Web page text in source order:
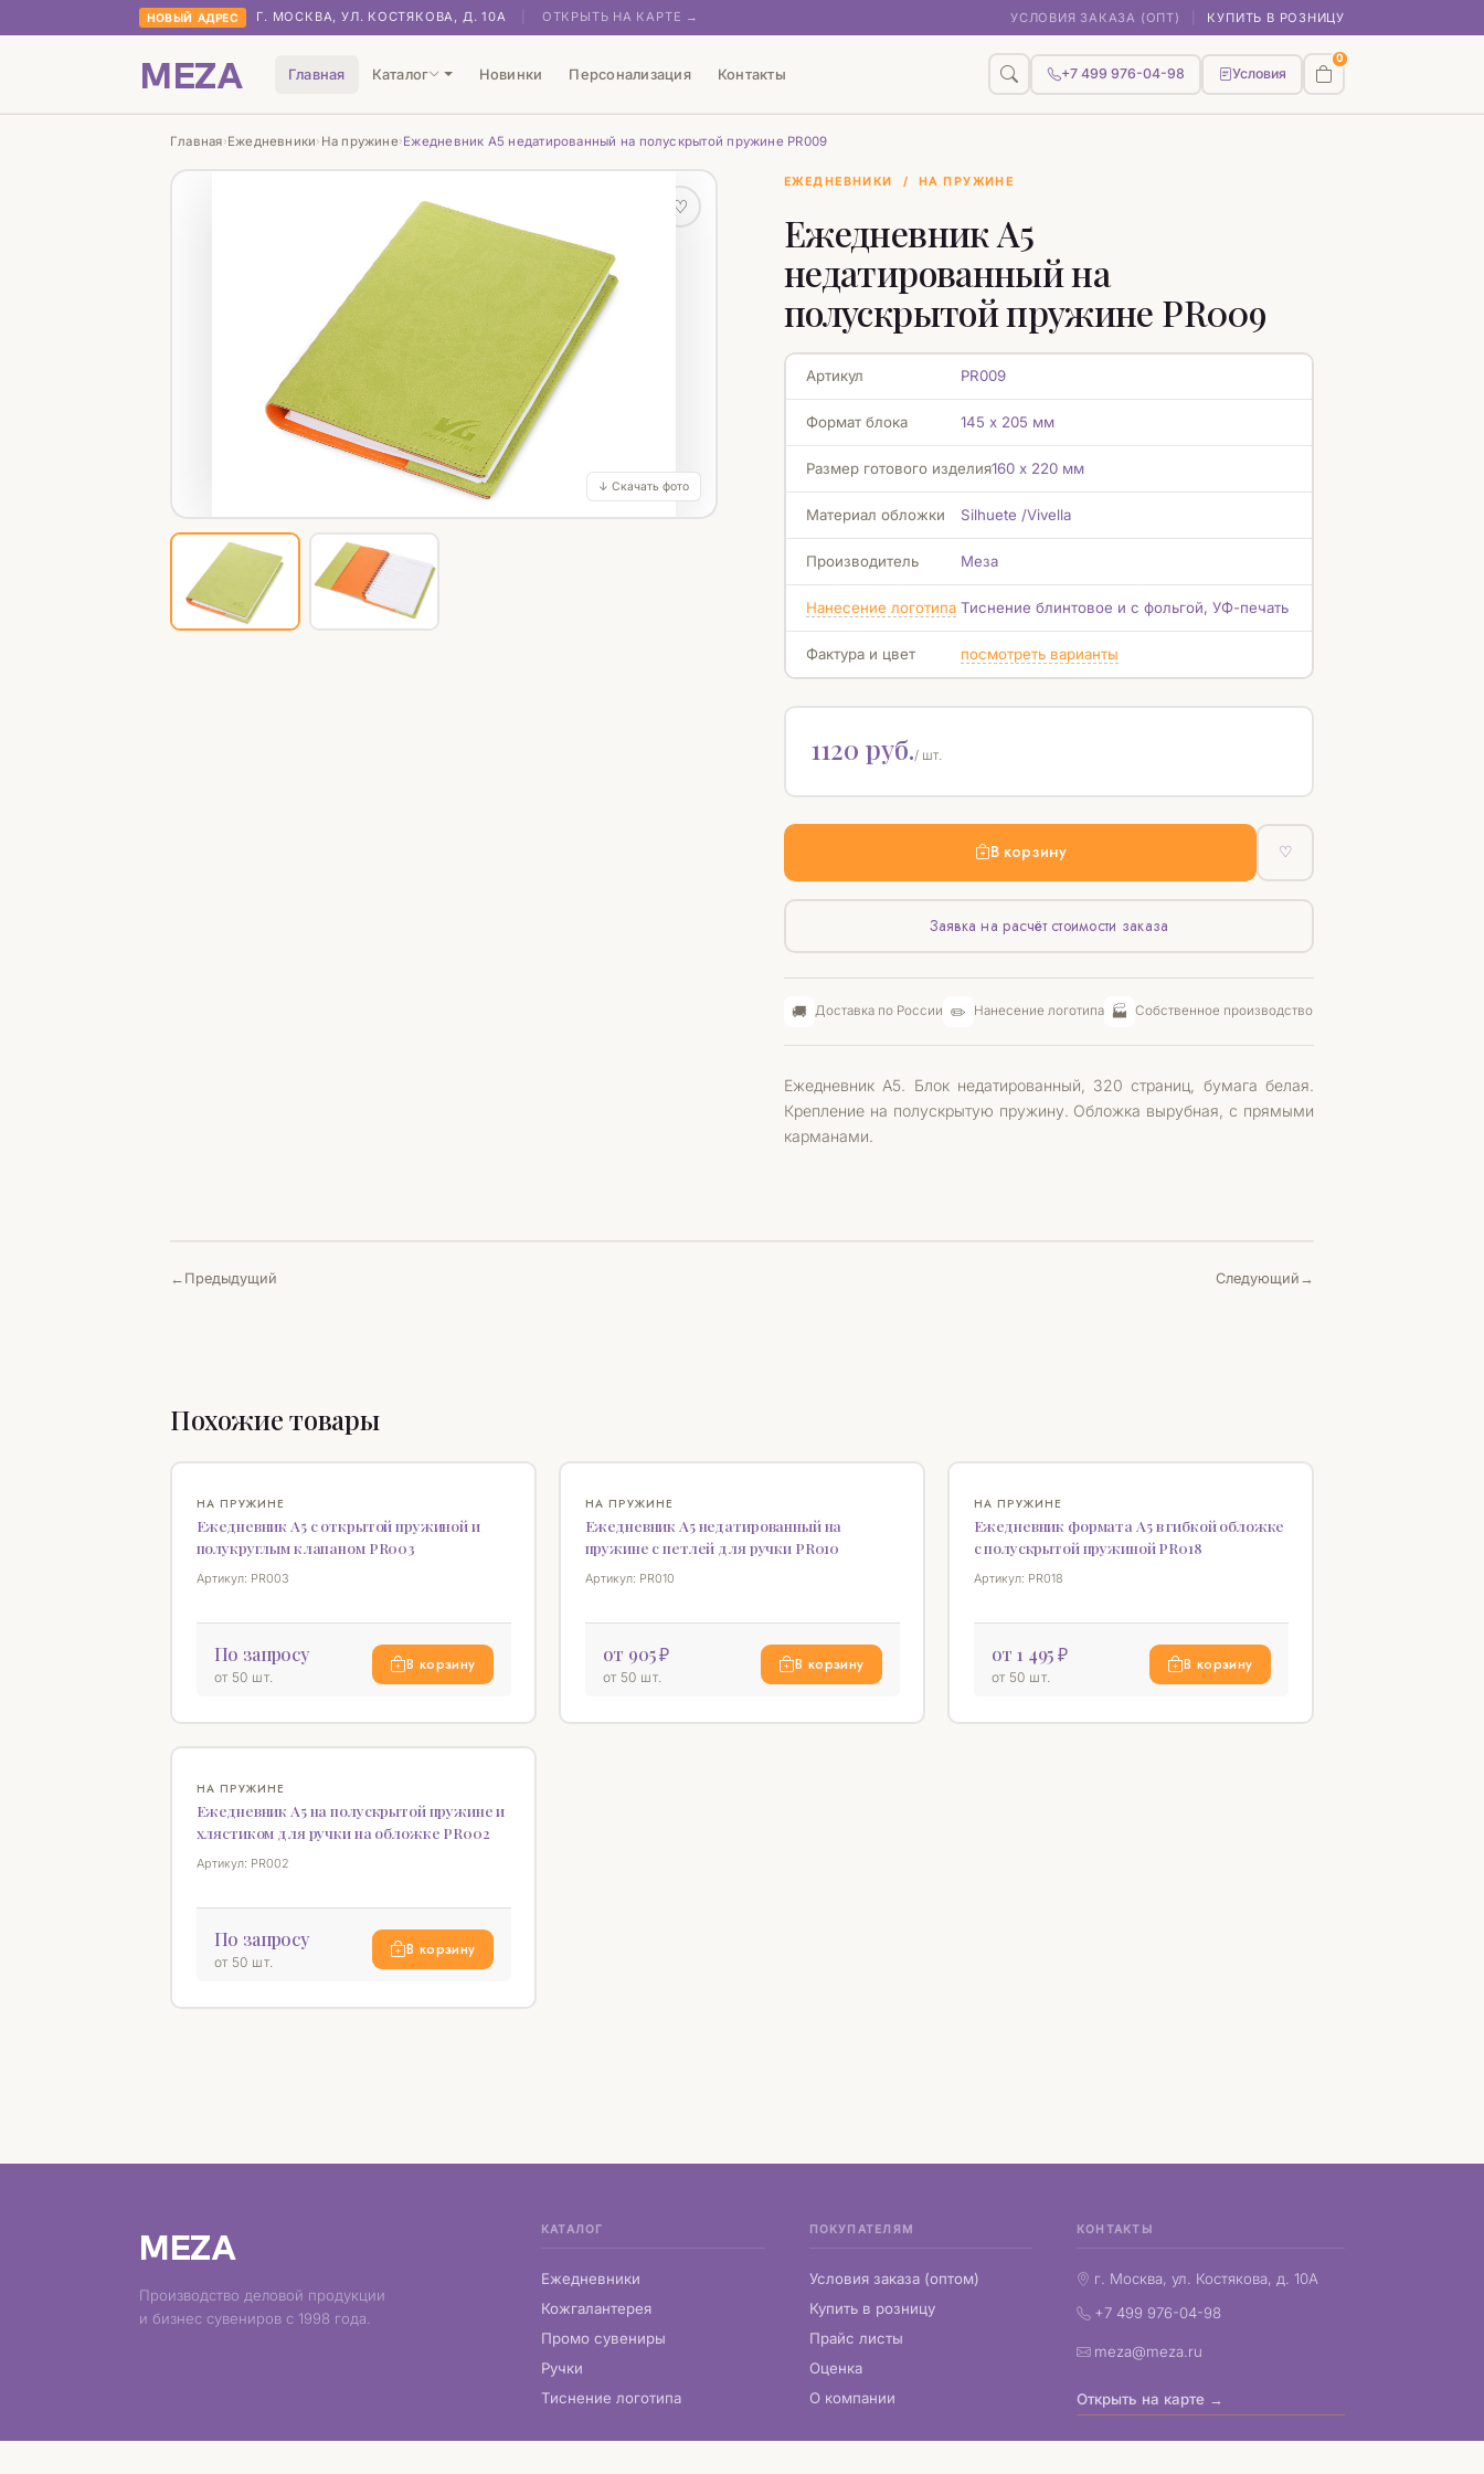
НОВЫЙ АДРЕС Г. МОСКВА, УЛ. КОСТЯКОВА, Д. 10А ОТКРЫТЬ НА КАРТЕ → УСЛОВИЯ ЗАКАЗА (ОПТ) КУПИТЬ В РОЗНИЦУ
MEZA Главная Каталог Новинки Персонализация Контакты +7 499 976-04-98 Условия
0
Главная›Ежедневники› На пружине›Ежедневник А5 недатированный на полускрытой пружине PR009
♡
↓ Скачать фото
ЕЖЕДНЕВНИКИ / НА ПРУЖИНЕ
Ежедневник А5
недатированный на
полускрытой пружине PR009
Артикул PR009
Формат блока 145 х 205 мм
Размер готового изделия160 х 220 мм
Материал обложки Silhuete /Vivella
Производитель Меза
Нанесение логотипа Тиснение блинтовое и с фольгой, УФ-печать
Фактура и цвет посмотреть варианты
1120 руб./ шт.
В корзину ♡
Заявка на расчёт стоимости заказа
🚚 Доставка по России ✏️ Нанесение логотипа 🏭 Собственное производство
Ежедневник А5. Блок недатированный, 320 страниц, бумага белая.
Крепление на полускрытую пружину. Обложка вырубная, с прямыми
карманами.
Предыдущий Следующий
Похожие товары
НА ПРУЖИНЕ
Ежедневник А5 с открытой пружиной и
полукруглым клапаном PR003
Артикул: PR003
По запросу
от 50 шт.
В корзину
НА ПРУЖИНЕ
Ежедневник А5 недатированный на
пружине с петлей для ручки PR010
Артикул: PR010
от 905 ₽
от 50 шт.
В корзину
НА ПРУЖИНЕ
Ежедневник формата А5 в гибкой обложке
с полускрытой пружиной PR018
Артикул: PR018
от 1 495 ₽
от 50 шт.
В корзину
НА ПРУЖИНЕ
Ежедневник А5 на полускрытой пружине и
хлястиком для ручки на обложке PR002
Артикул: PR002
По запросу
от 50 шт.
В корзину
MEZA
Производство деловой продукции
и бизнес сувениров с 1998 года.
КАТАЛОГ
Ежедневники
Кожгалантерея
Промо сувениры
Ручки
Тиснение логотипа
ПОКУПАТЕЛЯМ
Условия заказа (оптом)
Купить в розницу
Прайс листы
Оценка
О компании
КОНТАКТЫ
г. Москва, ул. Костякова, д. 10А
+7 499 976-04-98
meza@meza.ru
Открыть на карте →